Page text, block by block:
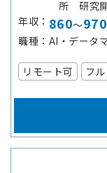
所 研究開
年収
860～970
職種
AI・データ
リモート可 フ